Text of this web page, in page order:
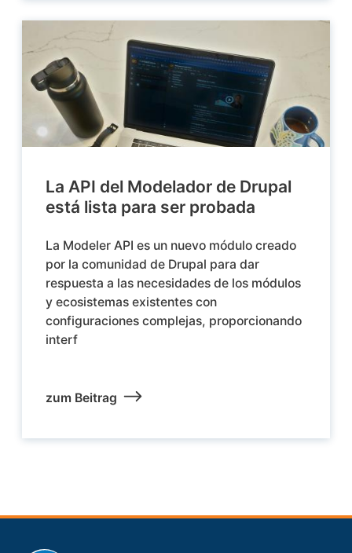
La API del Modelador de Drupal
está lista para ser probada
La Modeler API es un nuevo módulo creado
por la comunidad de Drupal para dar
respuesta a las necesidades de los módulos
y ecosistemas existentes con
configuraciones complejas, proporcionando
interf
zum Beitrag